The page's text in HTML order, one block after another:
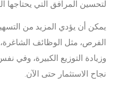
لتحسين المرافق التي يحتاجها
يمكن أن يؤدي المزيد من
الفرص، مثل الوظائف الشاغرة،
وزيادة التوزيع الكبيرة،
نجاح الاستثمار حتى الآن.